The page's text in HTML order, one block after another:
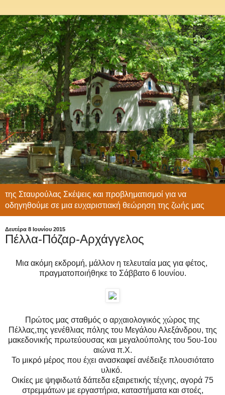
της Σταυρούλας Σκέψεις και προβληματισμοί για να
οδηγηθούμε σε μια ευχαριστιακή θεώρηση της ζωής μας
Δευτέρα 8 Ιουνίου 2015
Πέλλα-Πόζαρ-Αρχάγγελος
Μια ακόμη εκδρομή, μάλλον η τελευταία μας για φέτος,
πραγματοποιήθηκε το Σάββατο 6 Ιουνίου.
Πρώτος μας σταθμός ο αρχαιολογικός χώρος της
Πέλλας,της γενέθλιας πόλης του Μεγάλου Αλεξάνδρου, της
μακεδονικής πρωτεύουσας και μεγαλούπολης του 5ου-1ου
αιώνα π.Χ.
Το μικρό μέρος που έχει ανασκαφεί ανέδειξε πλουσιότατο
υλικό.
Οικίες με ψηφιδωτά δάπεδα εξαιρετικής τέχνης, αγορά 75
στρεμμάτων με εργαστήρια, καταστήματα και στοές,